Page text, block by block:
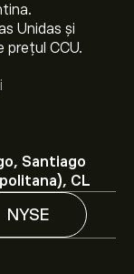
Unidas și
prețul CCU.
Santiago
CL
NYSE
contpe eToro
preț.
Cervecerias
rapoarte
cele mai